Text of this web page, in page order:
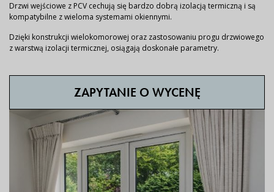
Drzwi wejściowe z PCV cechują się bardzo dobrą izolacją termiczną i są
kompatybilne z wieloma systemami okiennymi.
Dzięki konstrukcji wielokomorowej oraz zastosowaniu progu drzwiowego
z warstwą izolacji termicznej, osiągają doskonałe parametry.
ZAPYTANIE O WYCENĘ